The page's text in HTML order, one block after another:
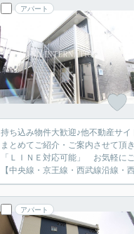
アパート
持ち込み物件大歓迎♪他不動産サ
まとめてご紹介・ご案内させて頂
「ＬＩＮＥ対応可能」 お気軽に
【中央線・京王線・西武線沿線・
アパート